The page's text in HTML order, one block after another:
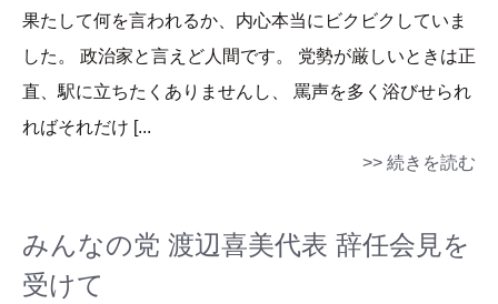
果たして何を言われるか、内心本当にビクビクしていま
した。 政治家と言えど人間です。 党勢が厳しいときは正
直、駅に立ちたくありませんし、 罵声を多く浴びせられ
ればそれだけ [...
>> 続きを読む
みんなの党 渡辺喜美代表 辞任会見を
受けて